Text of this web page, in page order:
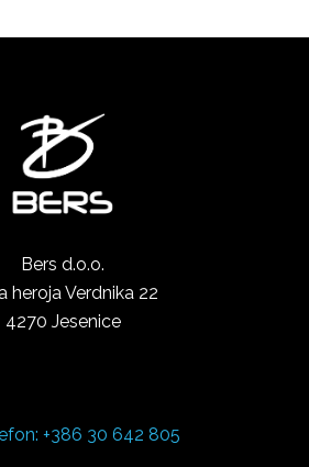
Bers d.o.o.
heroja Verdnika 22
4270 Jesenice
+386 30 642 805